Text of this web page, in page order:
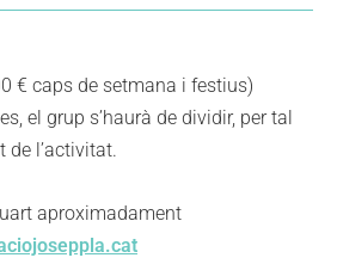
€ caps de setmana i festius)
el grup s’haurà de dividir, per tal
de l’activitat.
aproximadament